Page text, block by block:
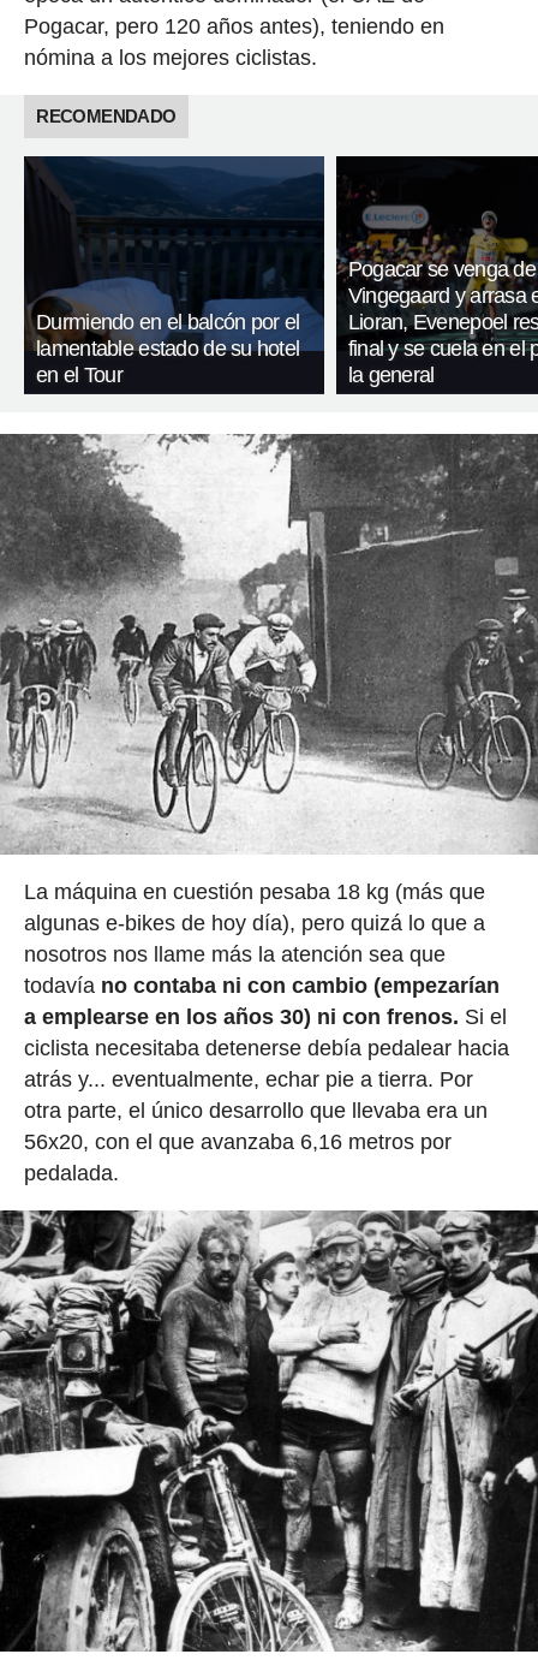
Pogacar, pero 120 años antes), teniendo en
nómina a los mejores ciclistas.
RECOMENDADO
Durmiendo en el balcón por el
lamentable estado de su hotel
en el Tour
Pogacar se venga de
Vingegaard y arrasa
Lioran, Evenepoel
final y se cuela en el
la general
La máquina en cuestión pesaba 18 kg (más que
algunas e-bikes de hoy día), pero quizá lo que a
nosotros nos llame más la atención sea que
todavía no contaba ni con cambio (empezarían
a emplearse en los años 30) ni con frenos. Si el
ciclista necesitaba detenerse debía pedalear hacia
atrás y... eventualmente, echar pie a tierra. Por
otra parte, el único desarrollo que llevaba era un
56x20, con el que avanzaba 6,16 metros por
pedalada.